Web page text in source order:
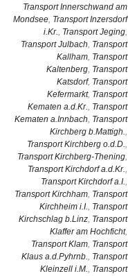
Transport Innerschwand am
Mondsee, Transport Inzersdorf
i.Kr., Transport Jeging,
Transport Julbach, Transport
Kallham, Transport
Kaltenberg, Transport
Katsdorf, Transport
Kefermarkt, Transport
Kematen a.d.Kr., Transport
Kematen a.Innbach, Transport
Kirchberg b.Mattigh.,
Transport Kirchberg o.d.D.,
Transport Kirchberg-Thening,
Transport Kirchdorf a.d.Kr.,
Transport Kirchdorf a.I.,
Transport Kirchham, Transport
Kirchheim i.I., Transport
Kirchschlag b.Linz, Transport
Klaffer am Hochficht,
Transport Klam, Transport
Klaus a.d.Pyhrnb., Transport
Kleinzell i.M., Transport